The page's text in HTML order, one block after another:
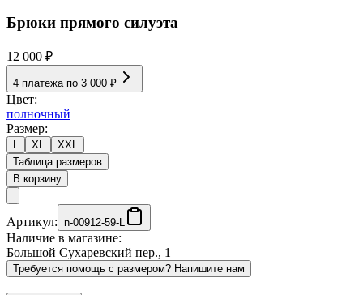
Брюки прямого силуэта
12 000 ₽
4 платежа по 3 000 ₽
Цвет:
полночный
Размер:
L XL
XXL
Таблица размеров
В корзину
Артикул: n-00912-59-L
Наличие в магазине:
Большой Сухаревский пер., 1
Требуется помощь с размером? Напишите нам